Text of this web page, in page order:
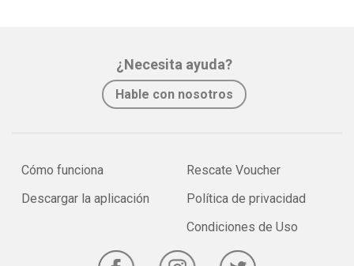
¿Necesita ayuda?
Hable con nosotros
Cómo funciona
Descargar la aplicación
Rescate Voucher
Política de privacidad
Condiciones de Uso